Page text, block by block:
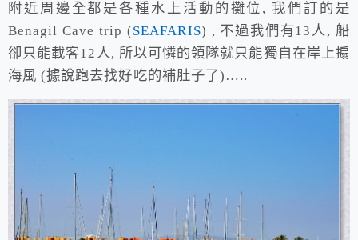
附近周邊全都是各種水上活動的攤位, 我們訂的是
Benagil Cave trip (SEAFARIS) , 不過我們有13人, 船
卻只能載客12人, 所以可憐的領隊就只能獨自在岸上搧
海風 (據說跑去找好吃的補肚子了)…..